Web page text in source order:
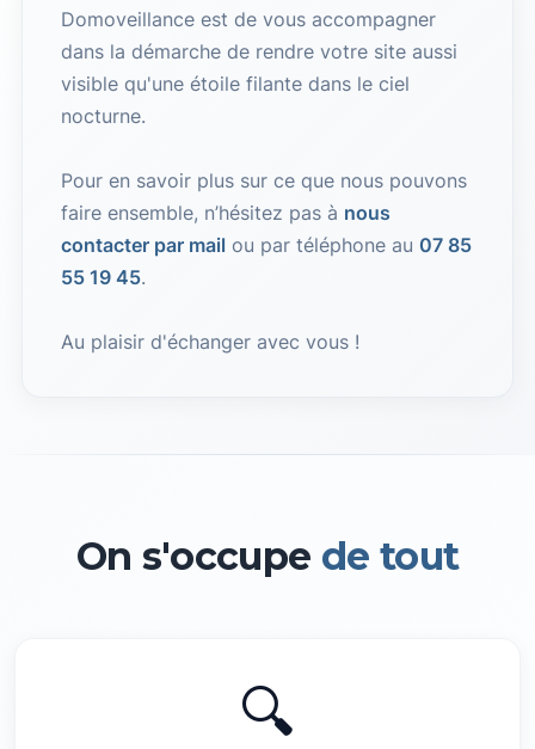
Domoveillance est de vous accompagner
dans la démarche de rendre votre site aussi
visible qu'une étoile filante dans le ciel
nocturne.
Pour en savoir plus sur ce que nous pouvons
faire ensemble, n’hésitez pas à nous
contacter par mail ou par téléphone au 07 85
55 19 45.
Au plaisir d'échanger avec vous !
On s'occupe de tout
🔍